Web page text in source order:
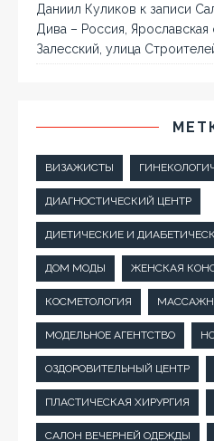
Даниил Куликов к записи
Дива – Россия, Ярославская
Залесский, улица
ВИЗАЖИСТЫ
ДИАГНОСТИЧЕСКИЙ ЦЕНТР
ДИЕТИЧЕСКИЕ И
ДОМ МОДЫ ЖЕНСКАЯ
КОСМЕТОЛОГИЯ
МОДЕЛЬНОЕ АГЕНТСТВО
ОЗДОРОВИТЕЛЬНЫЙ ЦЕНТР
ПЛАСТИЧЕСКАЯ ХИРУРГИЯ
САЛОН ВЕЧЕРНЕЙ ОДЕЖДЫ